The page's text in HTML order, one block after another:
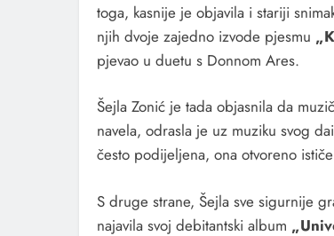
toga, kasnije je objavila i stariji
njih dvoje zajedno izvode pjesmu
pjevao u duetu s Donnom Ares.
Šejla Zonić je tada objasnila da
navela, odrasla je uz muziku svog
često podijeljena, ona otvoreno
S druge strane, Šejla sve sigurnije
najavila svoj debitantski album